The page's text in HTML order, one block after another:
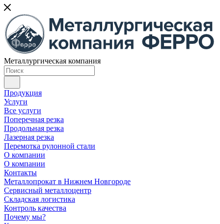
Металлургическая компания
Продукция
Услуги
Все услуги
Поперечная резка
Продольная резка
Лазерная резка
Перемотка рулонной стали
О компании
О компании
Контакты
Металлопрокат в Нижнем Новгороде
Сервисный металлоцентр
Складская логистика
Контроль качества
Почему мы?